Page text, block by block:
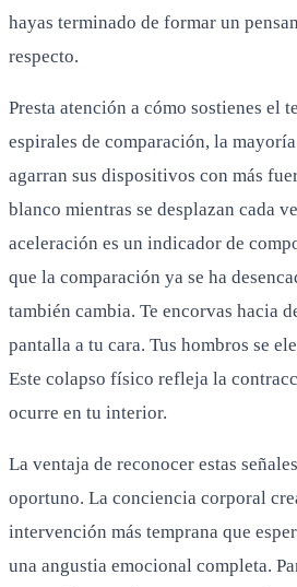
hayas terminado de formar un
respecto.
Presta atención a cómo sostienes el
espirales de comparación, la
agarran sus dispositivos con más
blanco mientras se desplazan cada
aceleración es un indicador de
que la comparación ya se ha
también cambia. Te encorvas hacia
pantalla a tu cara. Tus hombros se
Este colapso físico refleja la
ocurre en tu interior.
La ventaja de reconocer estas
oportuno. La conciencia corporal
intervención más temprana que
una angustia emocional completa.